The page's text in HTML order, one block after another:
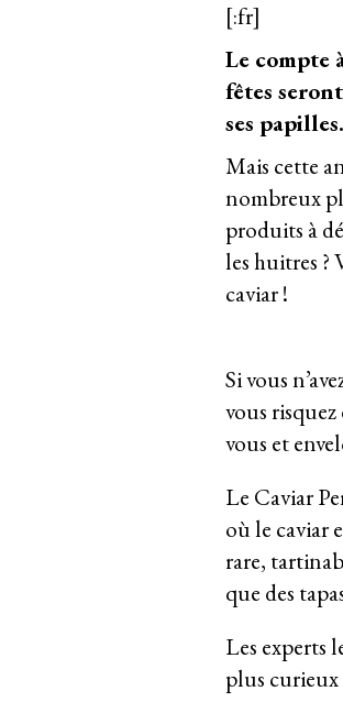
[:fr]
Le compte
fêtes
ses papilles.
Mais cette
nombreux
produits à
les huitres ?
caviar !
Si vous
vous
vous et
Le Caviar
où le caviar
rare,
que des
Les experts
plus curieux